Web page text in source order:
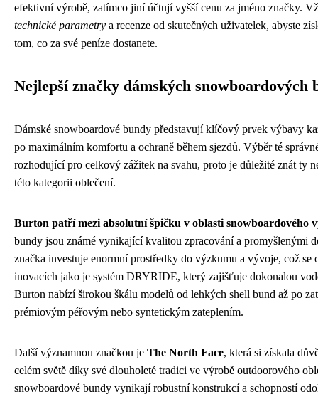
efektivní výrobě, zatímco jiní účtují vyšší cenu za jméno značky.
technické parametry a recenze od skutečných uživatelek, abyste
tom, co za své peníze dostanete.
Nejlepší značky dámských snowboardových
Dámské snowboardové bundy představují klíčový prvek výbavy
po maximálním komfortu a ochraně během sjezdů. Výběr té
rozhodující pro celkový zážitek na svahu, proto je důležité znát ty
této kategorii oblečení.
Burton patří mezi absolutní špičku v oblasti snowboardového
bundy jsou známé vynikající kvalitou zpracování a promyšlenými
značka investuje enormní prostředky do výzkumu a vývoje, což se
inovacích jako je systém DRYRIDE, který zajišťuje dokonalou
Burton nabízí širokou škálu modelů od lehkých shell bund až po
prémiovým péřovým nebo syntetickým zateplením.
Další významnou značkou je The North Face, která si získala
celém světě díky své dlouholeté tradici ve výrobě outdoorového
snowboardové bundy vynikají robustní konstrukcí a schopností